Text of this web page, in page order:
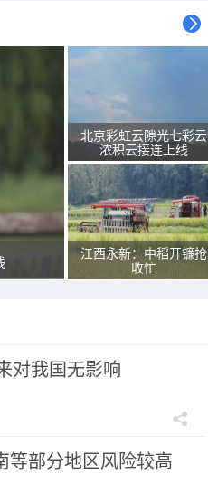
北京彩虹云隙光七彩云
浓积云接连上线
江西永新：中稻开镰抢
收忙
对我国无影响
等部分地区风险较高